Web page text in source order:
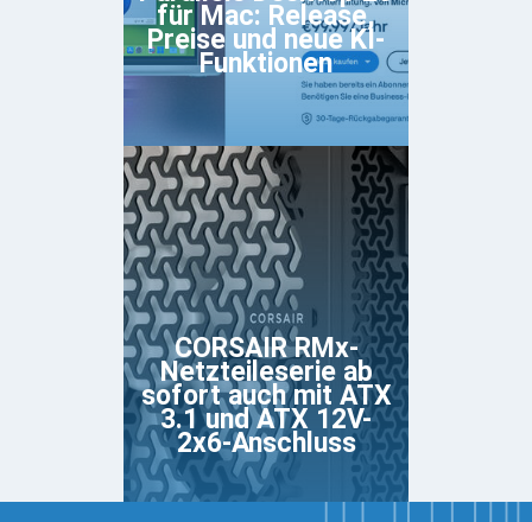
für Mac: Release,
Preise und neue KI-
Funktionen
CORSAIR RMx-
Netzteileserie ab
sofort auch mit ATX
3.1 und ATX 12V-
2x6-Anschluss